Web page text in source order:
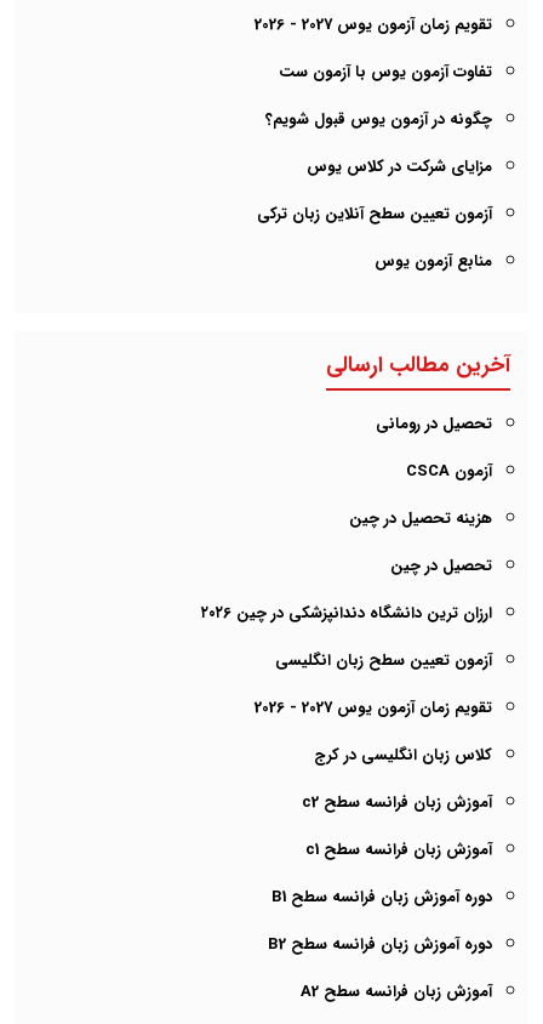
تقویم زمان آزمون یوس 2027 - 2026
تفاوت آزمون یوس با آزمون ست
چگونه در آزمون یوس قبول شویم؟
مزایای شرکت در کلاس یوس
آزمون تعیین سطح آنلاین زبان ترکی
منابع آزمون یوس
آخرین مطالب ارسالی
تحصیل در رومانی
آزمون CSCA
هزینه تحصیل در چین
تحصیل در چین
ارزان ترین دانشگاه دندانپزشکی در چین ۲۰۲6
آزمون تعیین سطح زبان انگلیسی
تقویم زمان آزمون یوس 2027 - 2026
کلاس زبان انگلیسی در کرج
آموزش زبان فرانسه سطح c2
آموزش زبان فرانسه سطح c1
دوره آموزش زبان فرانسه سطح B1
دوره آموزش زبان فرانسه سطح B2
آموزش زبان فرانسه سطح A2